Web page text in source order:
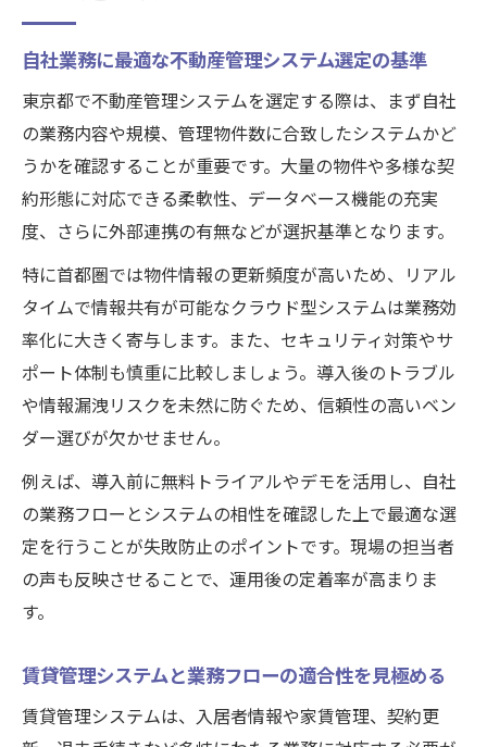
自社業務に最適な不動産管理システム選定の基準
東京都で不動産管理システムを選定する際は、まず自社
の業務内容や規模、管理物件数に合致したシステムかど
うかを確認することが重要です。大量の物件や多様な契
約形態に対応できる柔軟性、データベース機能の充実
度、さらに外部連携の有無などが選択基準となります。
特に首都圏では物件情報の更新頻度が高いため、リアル
タイムで情報共有が可能なクラウド型システムは業務効
率化に大きく寄与します。また、セキュリティ対策やサ
ポート体制も慎重に比較しましょう。導入後のトラブル
や情報漏洩リスクを未然に防ぐため、信頼性の高いベン
ダー選びが欠かせません。
例えば、導入前に無料トライアルやデモを活用し、自社
の業務フローとシステムの相性を確認した上で最適な選
定を行うことが失敗防止のポイントです。現場の担当者
の声も反映させることで、運用後の定着率が高まりま
す。
賃貸管理システムと業務フローの適合性を見極める
賃貸管理システムは、入居者情報や家賃管理、契約更